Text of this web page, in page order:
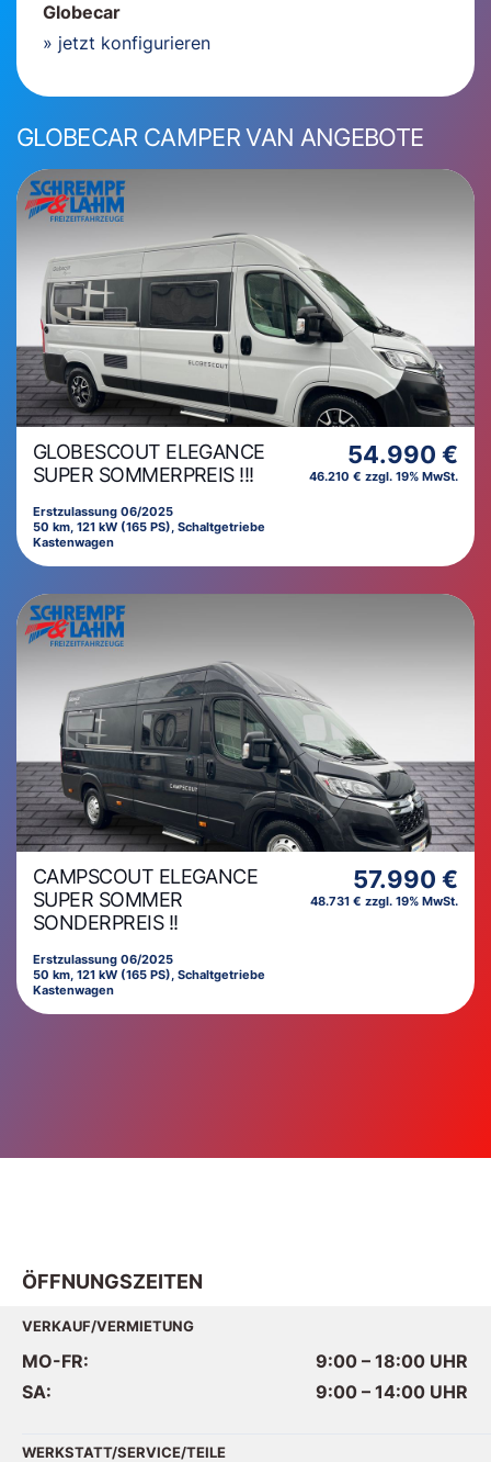
ÖFFNUNGSZEITEN
VERKAUF/VERMIETUNG
MO-FR: 9:00 – 18:00 UHR
SA:
9:00 – 14:00 UHR
WERKSTATT/SERVICE/TEILE
Globecar
» jetzt konfigurieren
GLOBECAR CAMPER VAN ANGEBOTE
GLOBESCOUT ELEGANCE
SUPER SOMMERPREIS !!!
Erstzulassung 06/2025
50 km, 121 kW (165 PS), Schaltgetriebe
Kastenwagen
54.990 €
46.210 € zzgl. 19% MwSt.
CAMPSCOUT ELEGANCE
SUPER SOMMER
SONDERPREIS !!
Erstzulassung 06/2025
50 km, 121 kW (165 PS), Schaltgetriebe
Kastenwagen
57.990 €
48.731 € zzgl. 19% MwSt.